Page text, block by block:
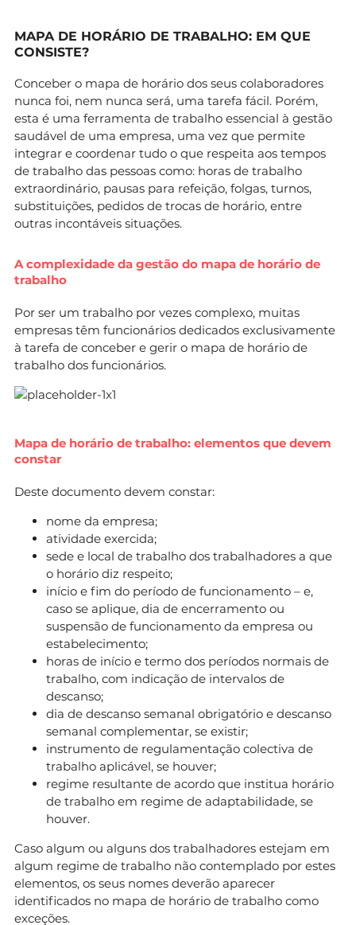
MAPA DE HORÁRIO DE TRABALHO: EM QUE
CONSISTE?
Conceber o mapa de horário dos seus colaboradores
nunca foi, nem nunca será, uma tarefa fácil. Porém,
esta é uma ferramenta de trabalho essencial à gestão
saudável de uma empresa, uma vez que permite
integrar e coordenar tudo o que respeita aos tempos
de trabalho das pessoas como: horas de trabalho
extraordinário, pausas para refeição, folgas, turnos,
substituições, pedidos de trocas de horário, entre
outras incontáveis situações.
A complexidade da gestão do mapa de horário de
trabalho
Por ser um trabalho por vezes complexo, muitas
empresas têm funcionários dedicados exclusivamente
à tarefa de conceber e gerir o mapa de horário de
trabalho dos funcionários.
Mapa de horário de trabalho: elementos que devem
constar
Deste documento devem constar:
nome da empresa;
atividade exercida;
sede e local de trabalho dos trabalhadores a que
o horário diz respeito;
início e fim do período de funcionamento – e,
caso se aplique, dia de encerramento ou
suspensão de funcionamento da empresa ou
estabelecimento;
horas de início e termo dos períodos normais de
trabalho, com indicação de intervalos de
descanso;
dia de descanso semanal obrigatório e descanso
semanal complementar, se existir;
instrumento de regulamentação colectiva de
trabalho aplicável, se houver;
regime resultante de acordo que institua horário
de trabalho em regime de adaptabilidade, se
houver.
Caso algum ou alguns dos trabalhadores estejam em
algum regime de trabalho não contemplado por estes
elementos, os seus nomes deverão aparecer
identificados no mapa de horário de trabalho como
exceções.